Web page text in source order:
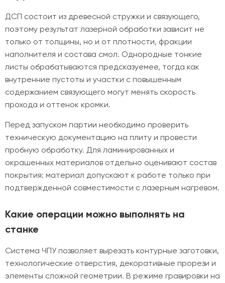
ДСП состоит из древесной стружки и связующего,
поэтому результат лазерной обработки зависит не
только от толщины, но и от плотности, фракции
наполнителя и состава смол. Однородные тонкие
листы обрабатываются предсказуемее, тогда как
внутренние пустоты и участки с повышенным
содержанием связующего могут менять скорость
прохода и оттенок кромки.
Перед запуском партии необходимо проверить
техническую документацию на плиту и провести
пробную обработку. Для ламинированных и
окрашенных материалов отдельно оценивают состав
покрытия: материал допускают к работе только при
подтвержденной совместимости с лазерным нагревом.
Какие операции можно выполнять на
станке
Система ЧПУ позволяет вырезать контурные заготовки,
технологические отверстия, декоративные прорези и
элементы сложной геометрии. В режиме гравировки на